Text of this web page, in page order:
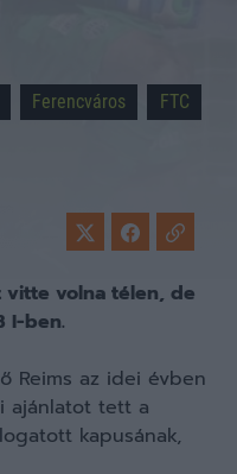
Ferencváros
FTC
vitte volna télen, de
I-ben.
Reims az idei évben
ajánlatot tett a
kapusának,